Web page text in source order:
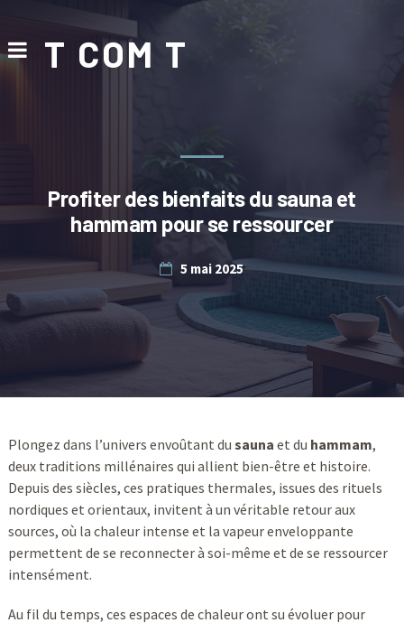
T COM T
Profiter des bienfaits du sauna et
hammam pour se ressourcer
5 mai 2025
Plongez dans l’univers envoûtant du sauna et du hammam,
deux traditions millénaires qui allient bien-être et histoire.
Depuis des siècles, ces pratiques thermales, issues des rituels
nordiques et orientaux, invitent à un véritable retour aux
sources, où la chaleur intense et la vapeur enveloppante
permettent de se reconnecter à soi-même et de se ressourcer
intensément.
Au fil du temps, ces espaces de chaleur ont su évoluer pour